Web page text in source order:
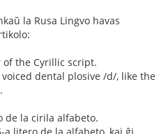
la Rusa Lingvo havas
of the Cyrillic script.
dental plosive /d/, like the
de la cirila alfabeto.
a litero de la alfabeto, kaj ĝi